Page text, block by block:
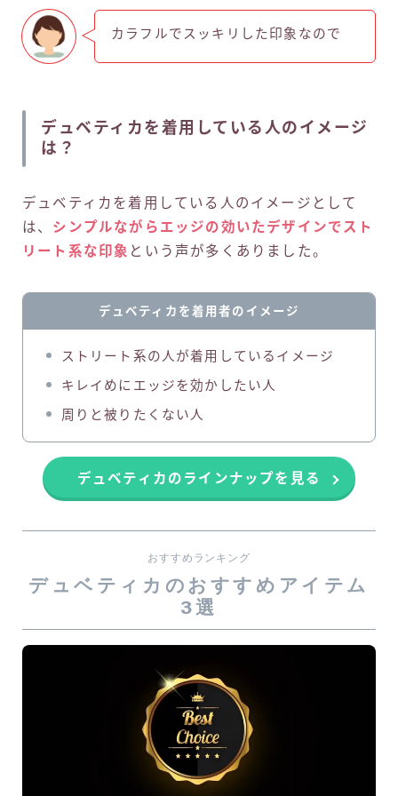
カラフルでスッキリした印象なので
デュベティカを着用している人のイメージ
は？
デュベティカを着用している人のイメージとして
は、 シンプルながらエッジの効いたデザインでスト
リート系な印象 という声が多くありました。
デュベティカを着用者のイメージ
ストリート系の人が着用しているイメージ
キレイめにエッジを効かしたい人
周りと被りたくない人
デュベティカのラインナップを見る
おすすめランキング
デュベティカのおすすめアイテム
3選